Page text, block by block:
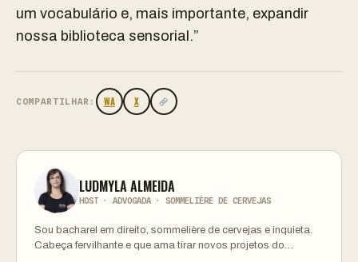
um vocabulário e, mais importante, expandir
nossa biblioteca sensorial.”
COMPARTILHAR: WA X
LUDMYLA ALMEIDA
HOST · ADVOGADA · SOMMELIÈRE DE CERVEJAS
Sou bacharel em direito, sommelière de cervejas e inquieta.
Cabeça fervilhante e que ama tirar novos projetos do…